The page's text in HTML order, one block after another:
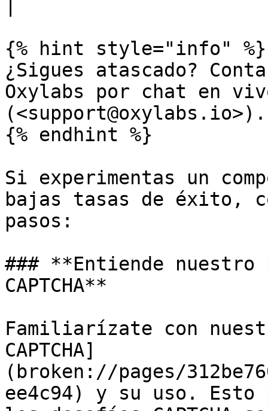
{% hint style="info" %}
¿Sigues atascado?
Oxylabs por chat en
(<support@oxylabs.io>).
{% endhint %}
Si experimentas un
bajas tasas de éxito,
pasos:
### **Entiende nuestro
CAPTCHA**
Familiarízate con
CAPTCHA]
(broken://pages/
ee4c94) y su uso.